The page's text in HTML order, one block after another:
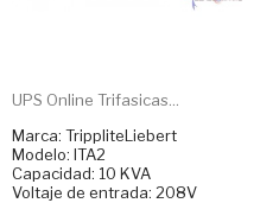
UPS Online Trifasicas...
Marca: TrippliteLiebert
Modelo: ITA2
Capacidad: 10 KVA
Voltaje de entrada: 208V